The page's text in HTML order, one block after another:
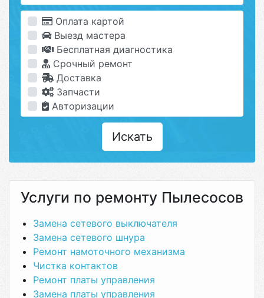
Оплата картой
Выезд мастера
Бесплатная диагностика
Срочный ремонт
Доставка
Запчасти
Авторизации
Искать
Услуги по ремонту Пылесосов
Замена сетевого выключателя
Замена сетевого шнура
Ремонт намоточного механизма
Чистка контактов
Ремонт платы управления
Замена платы управления